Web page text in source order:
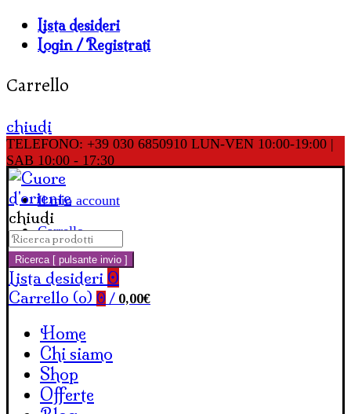
Lista desideri
Login / Registrati
Carrello
chiudi
TELEFONO: +39 030 6850910 LUN-VEN 10:00-19:00 |
SAB 10:00 - 17:30
Il mio account
Carrello
chiudi
Cerca:
Ricerca [ pulsante invio ]
Lista desideri 0
Carrello (o) 0 / 0,00€
Home
Chi siamo
Shop
Offerte